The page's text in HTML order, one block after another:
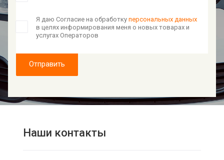
Я даю Согласие на обработку персональных данных
в целях информирования меня о новых товарах и
услугах Операторов
Отправить
Наши контакты